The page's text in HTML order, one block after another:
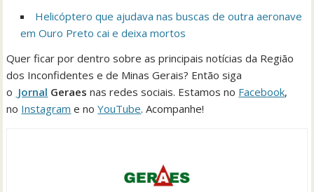
Helicóptero que ajudava nas buscas de outra aeronave
em Ouro Preto cai e deixa mortos
Quer ficar por dentro sobre as principais notícias da Região
dos Inconfidentes e de Minas Gerais? Então siga
o Jornal Geraesnas redes sociais. Estamos no Facebook,
no Instagram e noYouTube. Acompanhe!